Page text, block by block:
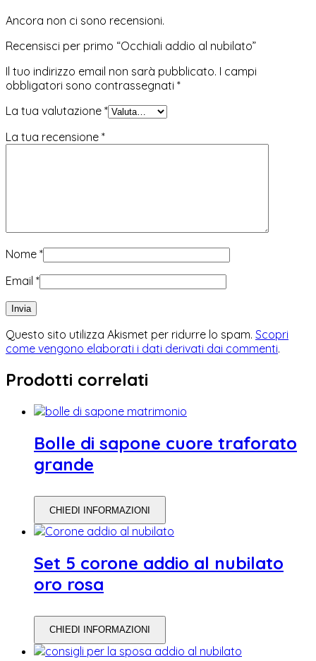
Ancora non ci sono recensioni.
Recensisci per primo “Occhiali addio al nubilato”
Il tuo indirizzo email non sarà pubblicato. I campi
obbligatori sono contrassegnati *
La tua valutazione *
La tua recensione *
Nome *
Email *
Questo sito utilizza Akismet per ridurre lo spam. Scopri
come vengono elaborati i dati derivati dai commenti.
Prodotti correlati
Bolle di sapone cuore traforato
grande
CHIEDI INFORMAZIONI
Set 5 corone addio al nubilato
oro rosa
CHIEDI INFORMAZIONI